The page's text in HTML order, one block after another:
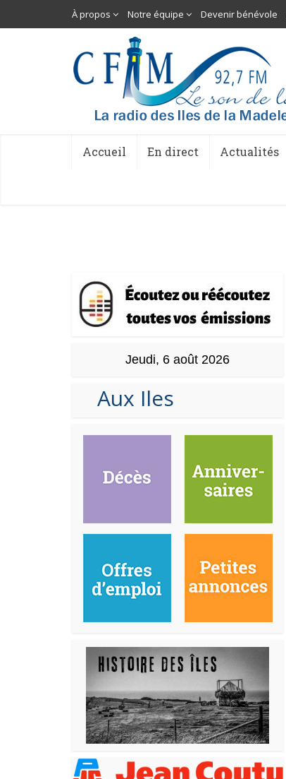
À propos Notre équipe Devenir bénévole
Accueil En direct Actualités
Jeudi, 6 août 2026
Aux Iles